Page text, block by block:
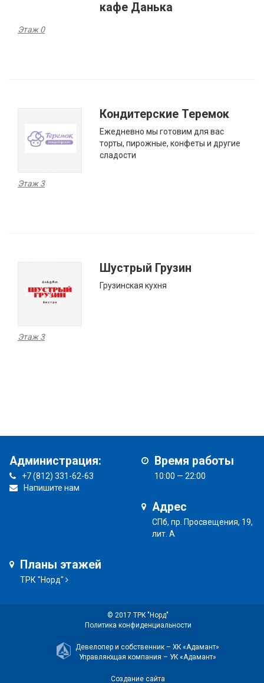
кафе Данька
Этаж 0
Кондитерские Теремок
Ежедневно мы готовим для вас
торты, пирожные, конфеты и другие
сладости
Этаж 3
Шустрый Грузин
Грузинская кухня
Этаж 3
Администрация:
+7 (812) 331-62-63
Напишите нам
Время работы
10:00 — 22:00
Адрес
СПб, пр. Просвещения, 19,
лит. А
Планы этажей
ТРК "Норд"
© 2017 ТРК "Норд"
Политика конфиденциальности
Девелопер и собственник – ХК «Адамант»
Управляющая компания – УК «Адамант»
Создание сайта